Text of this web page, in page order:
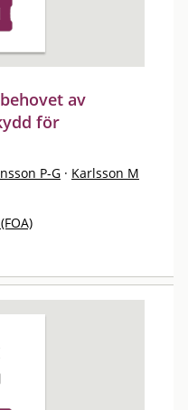
av
för
P-G · Karlsson M